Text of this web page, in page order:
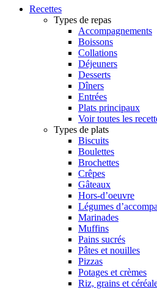
Recettes
Types de repas
Accompagnements
Boissons
Collations
Déjeuners
Desserts
Dîners
Entrées
Plats principaux
Voir toutes les
Types de plats
Biscuits
Boulettes
Brochettes
Crêpes
Gâteaux
Hors-d’oeuvre
Légumes
Marinades
Muffins
Pains sucrés
Pâtes et nouilles
Pizzas
Potages et crèmes
Riz, grains et